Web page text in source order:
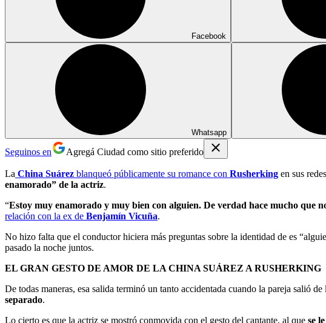
Facebook
Whatsapp
Seguinos en Agregá Ciudad como sitio preferido
La China Suárez blanqueó públicamente su romance con Rusherking en sus
enamorado” de la actriz.
“Estoy muy enamorado y muy bien con alguien. De verdad hace mucho que
relación con la ex de Benjamín Vicuña.
No hizo falta que el conductor hiciera más preguntas sobre la identidad de es
pasado la noche juntos.
EL GRAN GESTO DE AMOR DE LA CHINA SUÁREZ A RUSHERKING
De todas maneras, esa salida terminó un tanto accidentada cuando la pareja salió
separado.
Lo cierto es que la actriz se mostró conmovida con el gesto del cantante, al que se